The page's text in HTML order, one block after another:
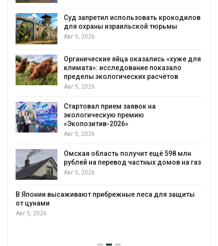
Суд запретил использовать крокодилов
для охраны израильской тюрьмы
Авг 5, 2026
Органические яйца оказались «хуже для
климата»: исследование показало
пределы экологических расчётов
Авг 5, 2026
Стартовал прием заявок на
экологическую премию
«Экопозитив-2026»
Авг 5, 2026
Омская область получит ещё 598 млн
рублей на перевод частных домов на газ
Авг 5, 2026
В Японии высаживают прибрежные леса для защиты
от цунами
Авг 5, 2026